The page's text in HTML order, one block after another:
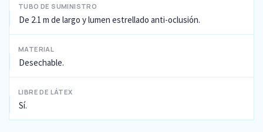
TUBO DE SUMINISTRO
De 2.1 m de largo y lumen estrellado anti-oclusión.
MATERIAL
Desechable.
LIBRE DE LÁTEX
Sí.